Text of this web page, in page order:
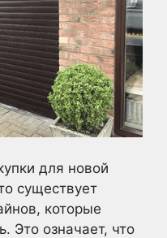
для новой
существует
которые
Это означает, что